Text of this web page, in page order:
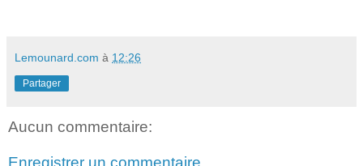
Lemounard.com à 12:26
Partager
Aucun commentaire:
Enregistrer un commentaire